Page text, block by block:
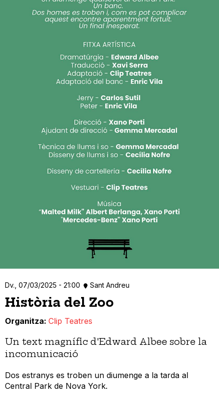
Dv., 07/03/2025 - 21:00 Sant Andreu
Història del Zoo
Organitza Clip Teatres
Un text magnífic d'Edward Albee sobre la
incomunicació
Dos estranys es troben un diumenge a la tarda al
Central Park de Nova York.